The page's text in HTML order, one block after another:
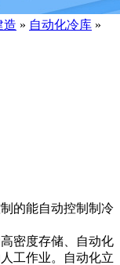
造 » 自动化冷库 »
的能自动控制制冷
密度存储、自动化
工作业。自动化立